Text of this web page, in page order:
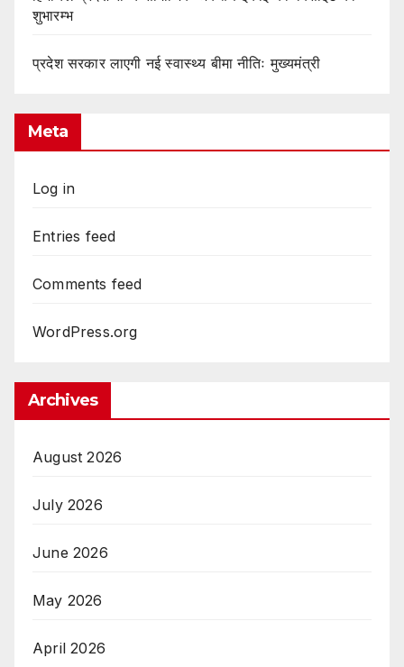
शुभारम्भ
प्रदेश सरकार लाएगी नई स्वास्थ्य बीमा नीतिः मुख्यमंत्री
Meta
Log in
Entries feed
Comments feed
WordPress.org
Archives
August 2026
July 2026
June 2026
May 2026
April 2026